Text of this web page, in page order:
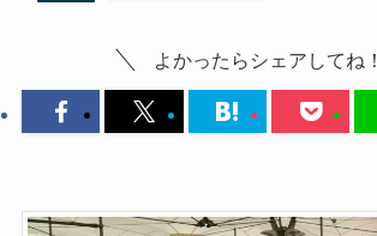
よかったらシェアしてね！